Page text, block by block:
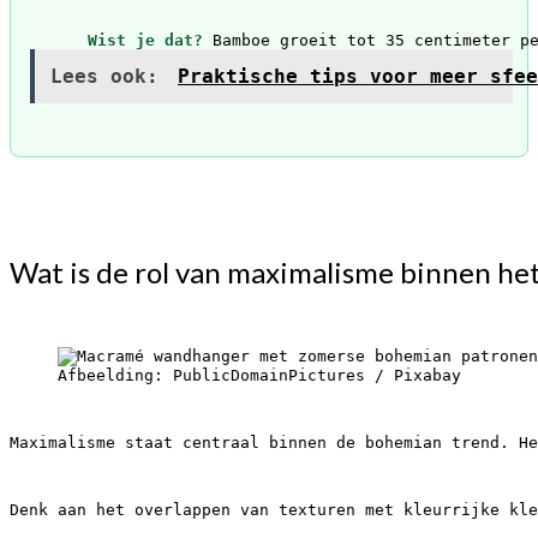
Wist je dat?
Lees ook: Praktische tips voor meer
Wat is de rol van maximalisme binnen
Afbeelding: PublicDomainPictures / Pixabay
Maximalisme staat centraal binnen de bohemian
Denk aan het overlappen van texturen met kleurrijke